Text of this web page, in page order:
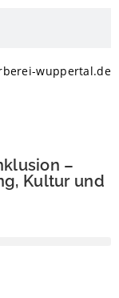
wuppertal.de
–
Kultur und